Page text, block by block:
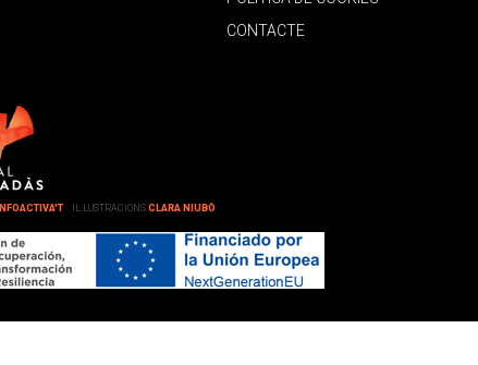
CONTACTE
INFOACTIVA'T IL·LUSTRACIONS CLARA NIUBÒ